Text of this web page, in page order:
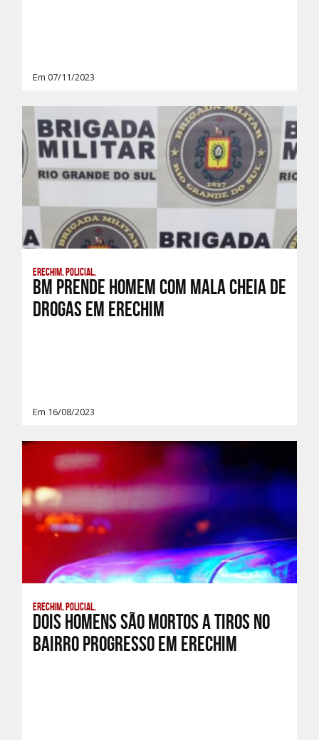
Em 07/11/2023
Erechim, Policial,
BM prende homem com mala cheia de
drogas em Erechim
Em 16/08/2023
Erechim, Policial,
Dois homens são mortos a tiros no
bairro Progresso em Erechim